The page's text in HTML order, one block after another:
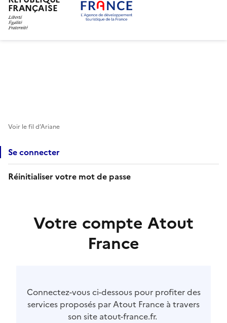
FRANÇAISE
Voir le fil d’Ariane
Se connecter
Réinitialiser votre mot de passe
Votre compte Atout
France
Connectez-vous ci-dessous pour profiter des
services proposés par Atout France à travers
son site atout-france.fr.